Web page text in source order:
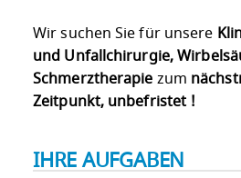
Wir suchen Sie für unsere
und Unfallchirurgie,
Schmerztherapie zum
Zeitpunkt, unbefristet !
IHRE AUFGABEN